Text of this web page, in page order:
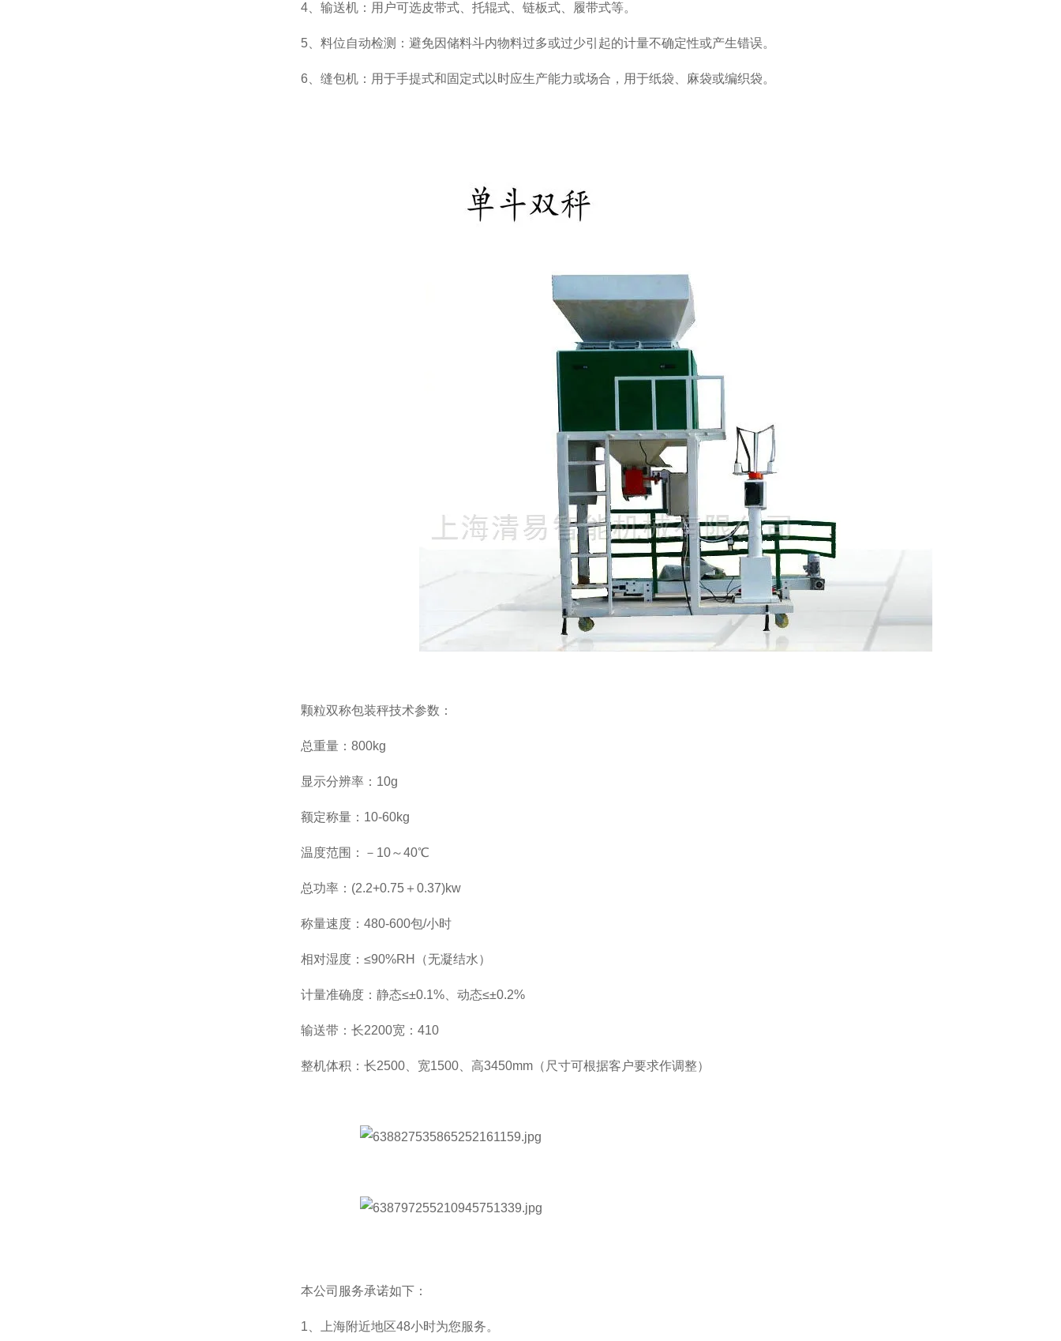
4、输送机：用户可选皮带式、托辊式、链板式、履带式等。
5、料位自动检测：避免因储料斗内物料过多或过少引起的计量不确定性或产生错误。
6、缝包机：用于手提式和固定式以时应生产能力或场合，用于纸袋、麻袋或编织袋。
颗粒双称包装秤技术参数：
总重量：800kg
显示分辨率：10g
额定称量：10-60kg
温度范围：－10～40℃
总功率：(2.2+0.75＋0.37)kw
称量速度：480-600包/小时
相对湿度：≤90%RH（无凝结水）
计量准确度：静态≤±0.1%、动态≤±0.2%
输送带：长2200宽：410
整机体积：长2500、宽1500、高3450mm（尺寸可根据客户要求作调整）
本公司服务承诺如下：
1、上海附近地区48小时为您服务。